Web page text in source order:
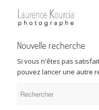
Nouvelle recherche
Si vous n'êtes pas
pouvez lancer une autre